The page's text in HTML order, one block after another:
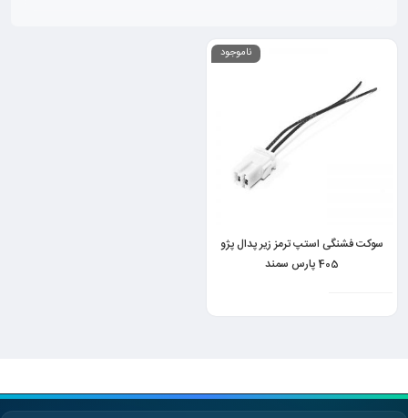
ناموجود
سوکت فشنگی استپ ترمز زیر پدال پژو
405 پارس سمند